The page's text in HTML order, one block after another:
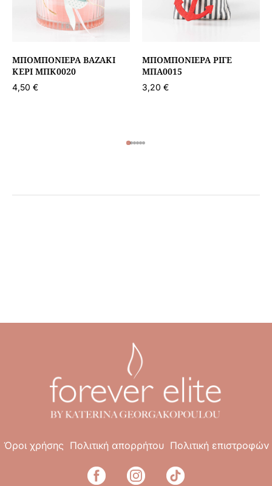
ΜΠΟΜΠΟΝΙΈΡΑ ΒΑΖΆΚΙ
ΚΕΡΊ ΜΠΚ0020
4,50 €
ΜΠΟΜΠΟΝΙΈΡΑ ΡΙΓΈ
ΜΠΑ0015
3,20 €
Όροι χρήσης Πολιτική απορρήτου Πολιτική επιστροφών